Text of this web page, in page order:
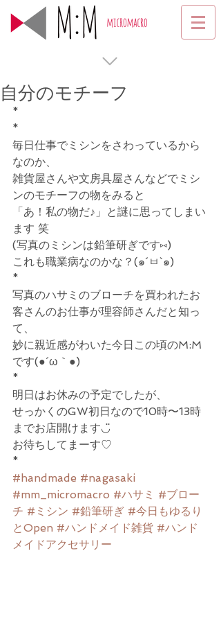
自分のモチーフ
*
*
毎日仕事でミシンをさわっているから
なのか、
雑貨屋さんや文房具屋さんなどでミシ
ンのモチーフの物をみると
「あ！私の物だ♪」と謎に思ってしまい
ます 笑
(写真のミシンは鉛筆研ぎです⑅)
これも職業病なのかな？(๑´ㅂ`๑)
*
写真のハサミのブローチを買われたお
客さんのお仕事が理容師さんだと知っ
て、
妙に親近感がわいた今日この頃のM:M
です(●´ω｀●)
*
明日はお休みの予定でしたが、
せっかくのGW初日なので10時〜13時
までお店開けます◡̈
お待ちしてまーす♡
*
#handmade #nagasaki
#mm_micromacro #ハサミ #ブロー
チ #ミシン #鉛筆研ぎ #今日もゆるり
とOpen #ハンドメイド雑貨 #ハンド
メイドアクセサリー